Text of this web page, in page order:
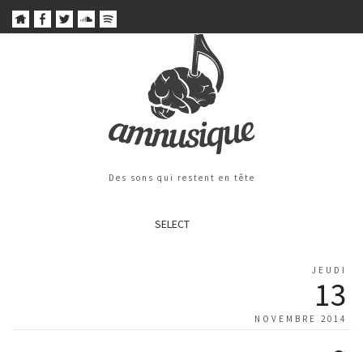
Des sons qui restent en tête
SELECT
JEUDI
13
NOVEMBRE 2014